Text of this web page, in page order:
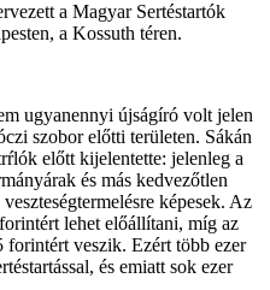
a Magyar Sertéstartók
a Kossuth téren.
ugyanennyi újságíró volt jelen
szobor előtti területen. Sákán
előtt kijelentette: jelenleg a
és más kedvezőtlen
képesek. Az
lehet előállítani, míg az
veszik. Ezért több ezer
és emiatt sok ezer